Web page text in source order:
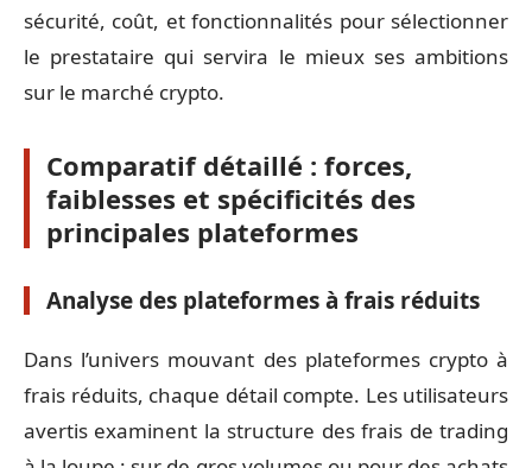
sécurité, coût, et fonctionnalités pour sélectionner
le prestataire qui servira le mieux ses ambitions
sur le marché crypto.
Comparatif détaillé : forces,
faiblesses et spécificités des
principales plateformes
Analyse des plateformes à frais réduits
Dans l’univers mouvant des plateformes crypto à
frais réduits, chaque détail compte. Les utilisateurs
avertis examinent la structure des frais de trading